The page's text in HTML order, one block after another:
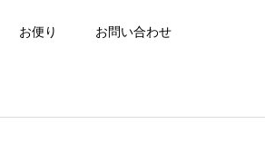
お便り お問い合わせ